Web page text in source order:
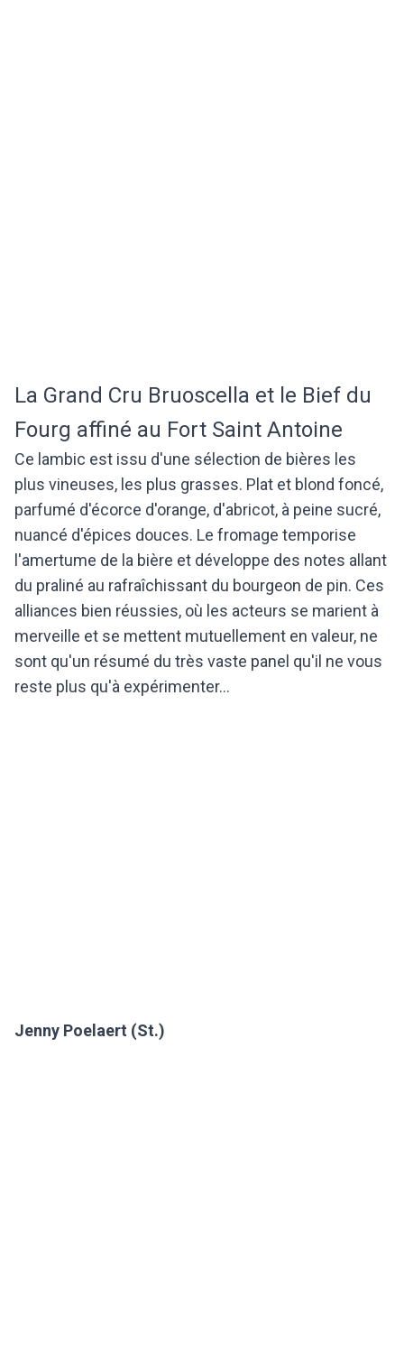
La Grand Cru Bruoscella et le Bief du
Fourg affiné au Fort Saint Antoine
Ce lambic est issu d'une sélection de bières les
plus vineuses, les plus grasses. Plat et blond foncé,
parfumé d'écorce d'orange, d'abricot, à peine sucré,
nuancé d'épices douces. Le fromage temporise
l'amertume de la bière et développe des notes allant
du praliné au rafraîchissant du bourgeon de pin. Ces
alliances bien réussies, où les acteurs se marient à
merveille et se mettent mutuellement en valeur, ne
sont qu'un résumé du très vaste panel qu'il ne vous
reste plus qu'à expérimenter...
Jenny Poelaert (St.)